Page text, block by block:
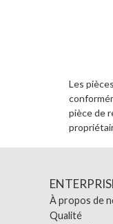
Les
pièce de
À propos de
Qualité